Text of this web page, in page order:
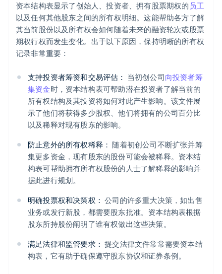
资本结构表显示了创始人、投资者、拥有股票期权的 员工
以及任何其他股东之间的所有权明细。这能帮助各方了解
其当前股份以及所有权会如何随着未来的融资轮次或股票
期权行权而发生变化。出于以下原因，保持明晰的所有权
记录非常重要：
支持投资者筹资和交易评估： 当初创公司向投资者筹
集资金时，资本结构表可帮助潜在投资者了解当前的
所有权结构及其投资将如何对此产生影响。该文件展
示了他们将获得多少股权、他们将拥有的公司百分比
以及稀释对现有股东的影响。
防止意外的所有权稀释： 随着初创公司不断扩张并筹
集更多资金，现有股东的股份可能会被稀释。资本结
构表可帮助拥有所有权股份的人士了解稀释的影响并
据此进行规划。
明确投票权和决策权： 公司的许多重大决策，如出售
业务或发行新股，都需要股东批准。资本结构表根据
股东所持股份阐明了谁有权做出这些决策。
满足法律和监管要求： 提交法律文件常常需要资本结
构表，它有助于确保遵守股东协议和证券条例。